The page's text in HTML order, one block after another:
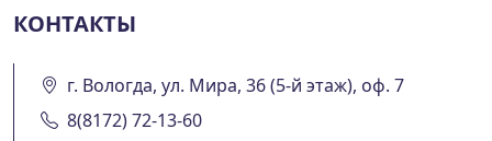
КОНТАКТЫ
г. Вологда, ул. Мира, 36 (5-й этаж), оф. 7
8(8172) 72-13-60